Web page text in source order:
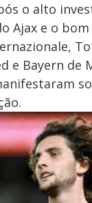
o alto
Ajax e o
e Bayern de